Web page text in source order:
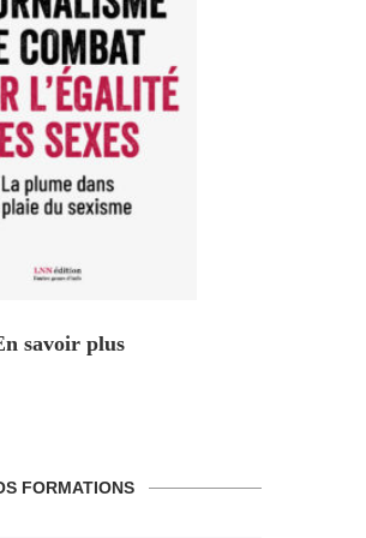
savoir plus
FORMATIONS